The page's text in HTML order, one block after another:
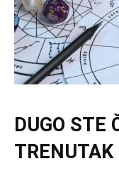
DUGO STE
TRENUTAK